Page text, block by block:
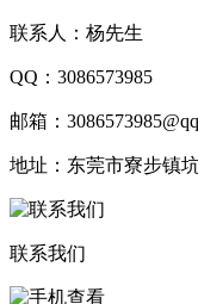
联系人：杨先生
QQ：3086573985
邮箱：
地址：东莞市寮步镇
联系我们